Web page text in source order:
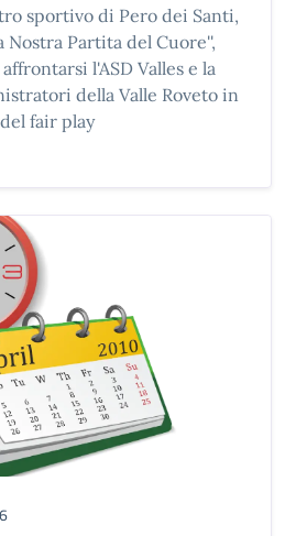
sportivo di Pero dei Santi,
Nostra Partita del Cuore'',
l'ASD Valles e la
della Valle Roveto in
fair play